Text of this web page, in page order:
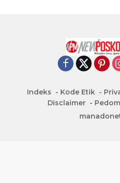
Indeks Kode Etik
Disclaimer